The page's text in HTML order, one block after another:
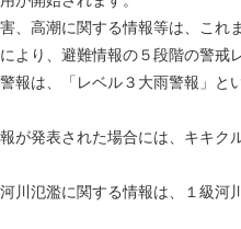
、高潮に関する情報等は、こ
より、避難情報の５段階の警戒
報は、「レベル３大雨警報」
が発表された場合には、キキ
川氾濫に関する情報は、１級